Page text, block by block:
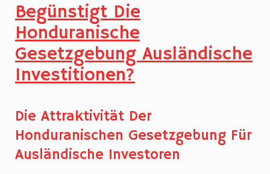
Begünstigt Die
Honduranische
Gesetzgebung Ausländische
Investitionen?
Die Attraktivität Der
Honduranischen Gesetzgebung Für
Ausländische Investoren